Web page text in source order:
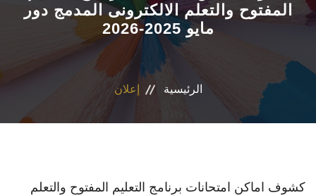
الأقسام العلمية
الاستدامة
المفتوح والتعلم الالكترونى المدمج دور
مايو 2025-2026
الرئيسية إعلان
كشوف اماكن امتحانات برنامج التعليم المفتوح والتعلم